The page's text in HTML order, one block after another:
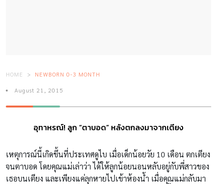
HOME NEWBORN 0-3 MONTH
August 21, 2015
อุทาหรณ์! ลูก “ตาบอด” หลังตกลงมาจากเตียง
เหตุการณ์นี้เกิดขึ้นที่ประเทศดูไบ เมื่อเด็กน้อยวัย 10 เดือน ตกเตียง
จนตาบอด โดยคุณแม่เล่าว่า ได้ให้ลูกน้อยนอนหลับอยู่กับพี่สาวของ
เธอบนเตียง และเพียงแค่ลุกหายไปเข้าห้องน้ำ เมื่อคุณแม่กลับมา